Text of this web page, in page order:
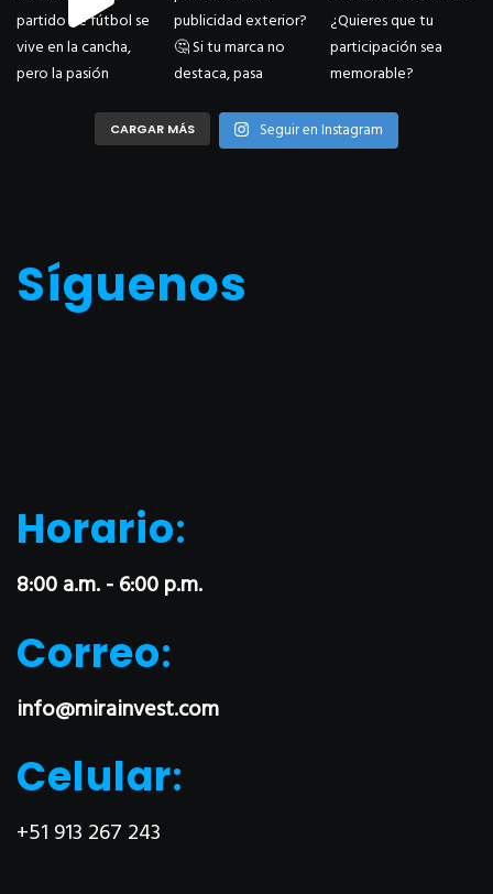
CARGAR MÁS Seguir en Instagram
Síguenos
Horario:
8:00 a.m. - 6:00 p.m.
Correo:
info@mirainvest.com
Celular:
+51 913 267 243